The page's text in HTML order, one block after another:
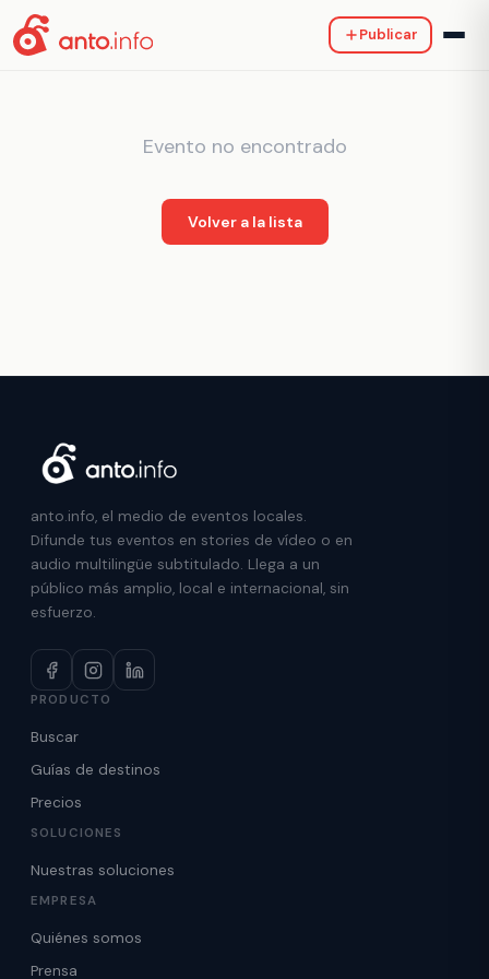
Publicar
Evento no encontrado
Volver a la lista
anto.info, el medio de eventos locales.
Difunde tus eventos en stories de vídeo o en
audio multilingüe subtitulado. Llega a un
público más amplio, local e internacional, sin
esfuerzo.
PRODUCTO
Buscar
Guías de destinos
Precios
SOLUCIONES
Nuestras soluciones
EMPRESA
Quiénes somos
Prensa